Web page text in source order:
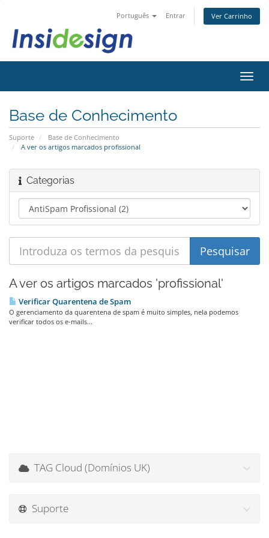
Português Entrar Ver Carrinho
Base de Conhecimento
Suporte
Base de Conhecimento
A ver os artigos marcados profissional
Categorias
A ver os artigos marcados 'profissional'
Verificar Quarentena de Spam
O gerenciamento da quarentena de spam é muito simples, nela podemos
verificar todos os e-mails...
TAG Cloud (Domínios UK)
Suporte